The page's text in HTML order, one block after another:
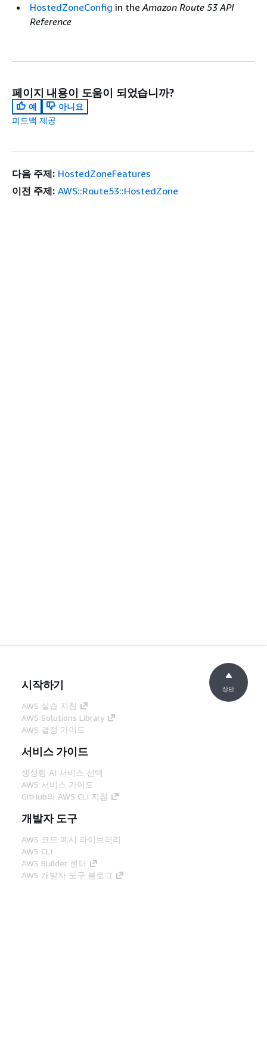
HostedZoneConfig in the Amazon Route 53 API
Reference
페이지 내용이 도움이 되었습니까?
예
아니요
피드백 제공
다음 주제: HostedZoneFeatures
이전 주제: AWS::Route53::HostedZone
시작하기
AWS 실습 지침
AWS Solutions Library
AWS 결정 가이드
서비스 가이드
생성형 AI 서비스 선택
AWS 서비스 가이드
GitHub의 AWS CLI 지침
개발자 도구
AWS 코드 예시 라이브러리
AWS CLI
AWS Builder 센터
AWS 개발자 도구 블로그
상단